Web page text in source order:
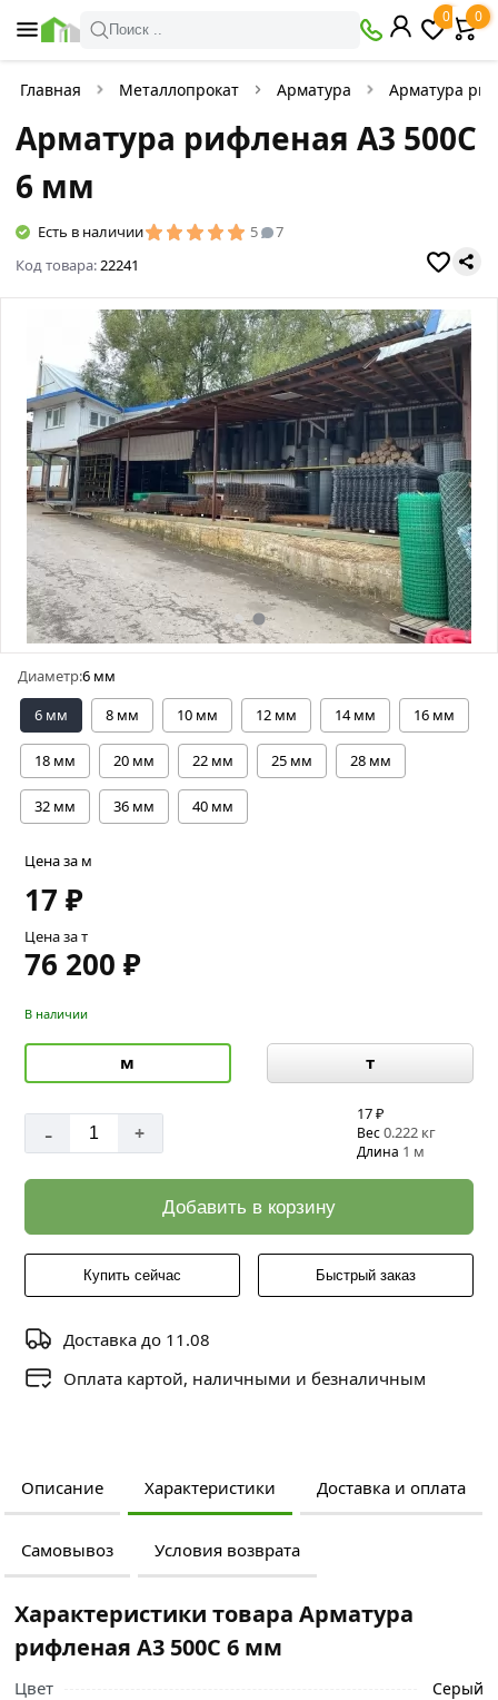
Поиск ..
0 0
Главная Металлопрокат Арматура Арматура
Арматура рифленая А3 500С
6 мм
Есть в наличии 5
7
Код товара:22241
Диаметр:6 мм
6 мм
8 мм 10 мм 12 мм 14 мм 16 мм
18 мм 20 мм 22 мм 25 мм 28 мм
32 мм 36 мм 40 мм
Цена за м
17 ₽
Цена за т
76 200 ₽
В наличии
м т
- +
17 ₽
Вес0.222 кг
Длина 1 м
Добавить в корзину
Купить сейчас Быстрый заказ
Доставка до 11.08
Оплата картой, наличными и безналичным
Описание Характеристики Доставка и оплата
Самовывоз Условия возврата
Характеристики товара Арматура
рифленая А3 500С 6 мм
Цвет Серый